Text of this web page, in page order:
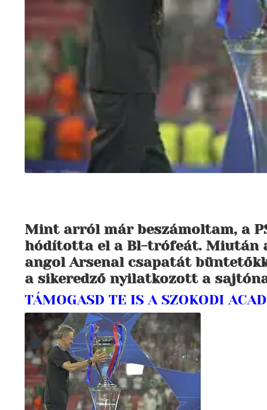
Mint arról már beszámoltam, a
hódította el a Bl-trófeát. Miután
angol Arsenal csapatát
a sikeredző nyilatkozott a
TÁMOGASD TE IS A SZOKODI